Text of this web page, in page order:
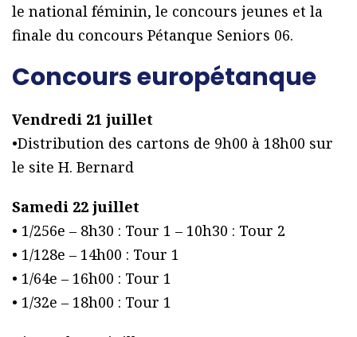
le national féminin, le concours jeunes et la
finale du concours Pétanque Seniors 06.
Concours europétanque
Vendredi 21 juillet
•Distribution des cartons de 9h00 à 18h00 sur
le site H. Bernard
Samedi 22 juillet
• 1/256e – 8h30 : Tour 1 – 10h30 : Tour 2
• 1/128e – 14h00 : Tour 1
• 1/64e – 16h00 : Tour 1
• 1/32e – 18h00 : Tour 1